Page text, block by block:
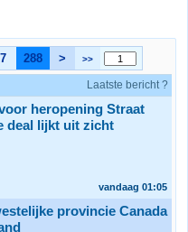
7 288 > >>
Laatste bericht ?
heropening Straat
deal lijkt uit zicht
vandaag 01:05
provincie Canada